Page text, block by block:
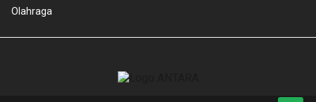
Olahraga